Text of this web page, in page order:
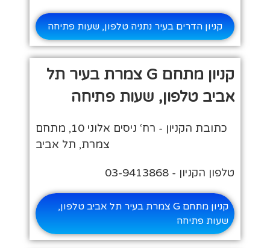
קניון הדרים בעיר נתניה טלפון, שעות פתיחה
קניון מתחם G צמרת בעיר תל
אביב טלפון, שעות פתיחה
כתובת הקניון - רח‘ ניסים אלוני 10, מתחם
צמרת, תל אביב
טלפון הקניון - 03-9413868
קניון מתחם G צמרת בעיר תל אביב טלפון,
שעות פתיחה